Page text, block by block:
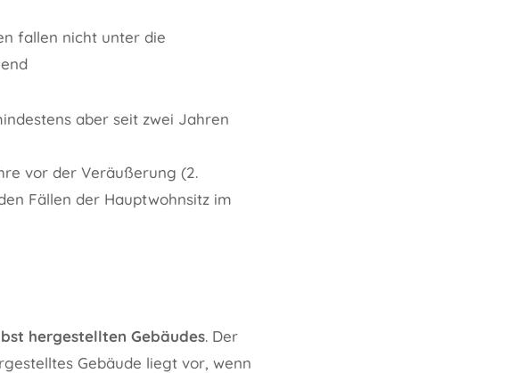
fallen nicht unter die
aber seit zwei Jahren
vor der Veräußerung (2.
Fällen der Hauptwohnsitz im
hergestellten Gebäudes. Der
Gebäude liegt vor, wenn